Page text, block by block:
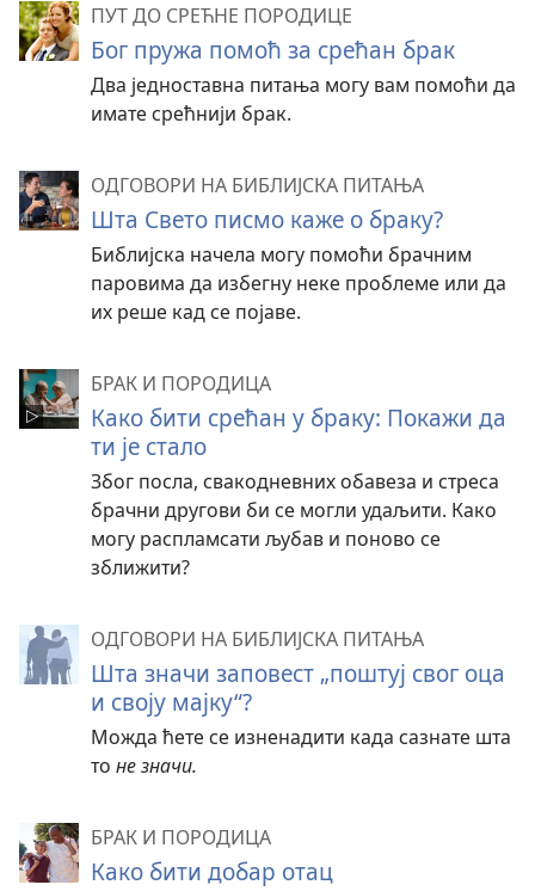
ПУТ ДО СРЕЋНЕ ПОРОДИЦЕ
Бог пружа помоћ за срећан брак
Два једноставна питања могу вам помоћи да
имате срећнији брак.
ОДГОВОРИ НА БИБЛИЈСКА ПИТАЊА
Шта Свето писмо каже о браку?
Библијска начела могу помоћи брачним
паровима да избегну неке проблеме или да
их реше кад се појаве.
БРАК И ПОРОДИЦА
Како бити срећан у браку: Покажи да
ти је стало
Због посла, свакодневних обавеза и стреса
брачни другови би се могли удаљити. Како
могу распламсати љубав и поново се
зближити?
ОДГОВОРИ НА БИБЛИЈСКА ПИТАЊА
Шта значи заповест „поштуј свог оца
и своју мајку“?
Можда ћете се изненадити када сазнате шта
то не значи.
БРАК И ПОРОДИЦА
Како бити добар отац